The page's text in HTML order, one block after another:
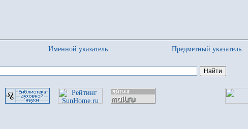
Именной указатель Предметный указатель